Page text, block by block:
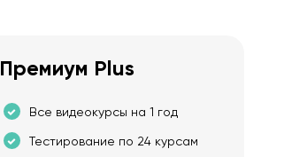
Премиум Plus
Все видеокурсы на 1 год
Тестирование по 24 курсам